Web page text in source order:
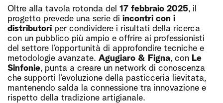
Oltre alla tavola rotonda del 17 febbraio 2025 , il
progetto prevede una serie di incontri con i
distributori per condividere i risultati della ricerca
con un pubblico più ampio e offrire ai professionisti
del settore l’opportunità di approfondire tecniche e
metodologie avanzate. Agugiaro & Figna , con Le
Sinfonie , punta a creare un network di conoscenza
che supporti l’evoluzione della pasticceria lievitata,
mantenendo salda la connessione tra innovazione e
rispetto della tradizione artigianale.